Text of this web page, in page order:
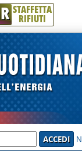
R STAFFETTA
RIFIUTI